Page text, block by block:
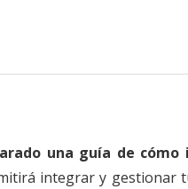
una guía de
integrar y gestionar